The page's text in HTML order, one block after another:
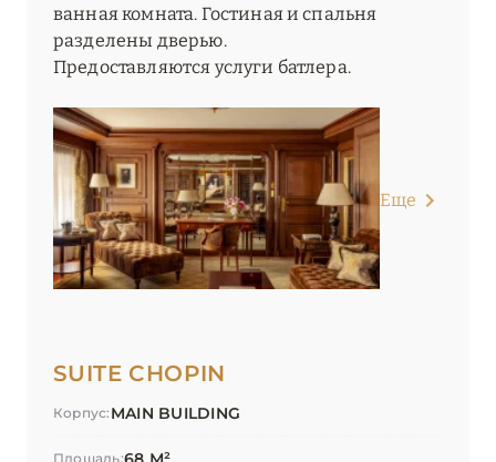
ванная комната. Гостиная и спальня
разделены дверью.
Предоставляются услуги батлера.
Еще
SUITE CHOPIN
Корпус: MAIN BUILDING
Площадь: